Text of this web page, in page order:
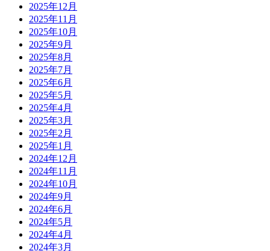
2025年12月
2025年11月
2025年10月
2025年9月
2025年8月
2025年7月
2025年6月
2025年5月
2025年4月
2025年3月
2025年2月
2025年1月
2024年12月
2024年11月
2024年10月
2024年9月
2024年6月
2024年5月
2024年4月
2024年3月